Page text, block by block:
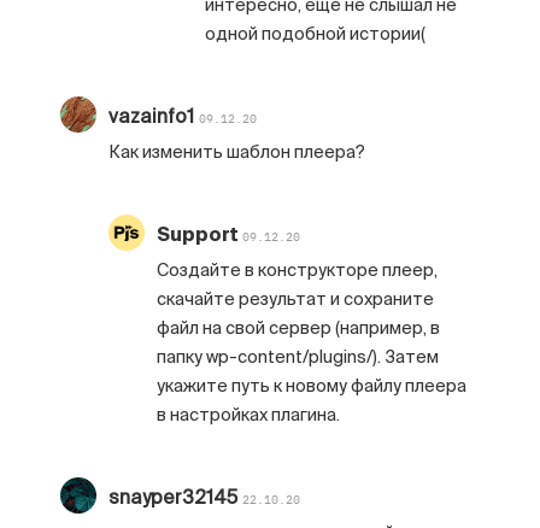
интересно, еще не слышал не
одной подобной истории(
vazainfo109.12.20
Как изменить шаблон плеера?
Support09.12.20
Создайте в конструкторе плеер,
скачайте результат и сохраните
файл на свой сервер (например, в
папку wp-content/plugins/). Затем
укажите путь к новому файлу плеера
в настройках плагина.
snayper32145 22.10.20